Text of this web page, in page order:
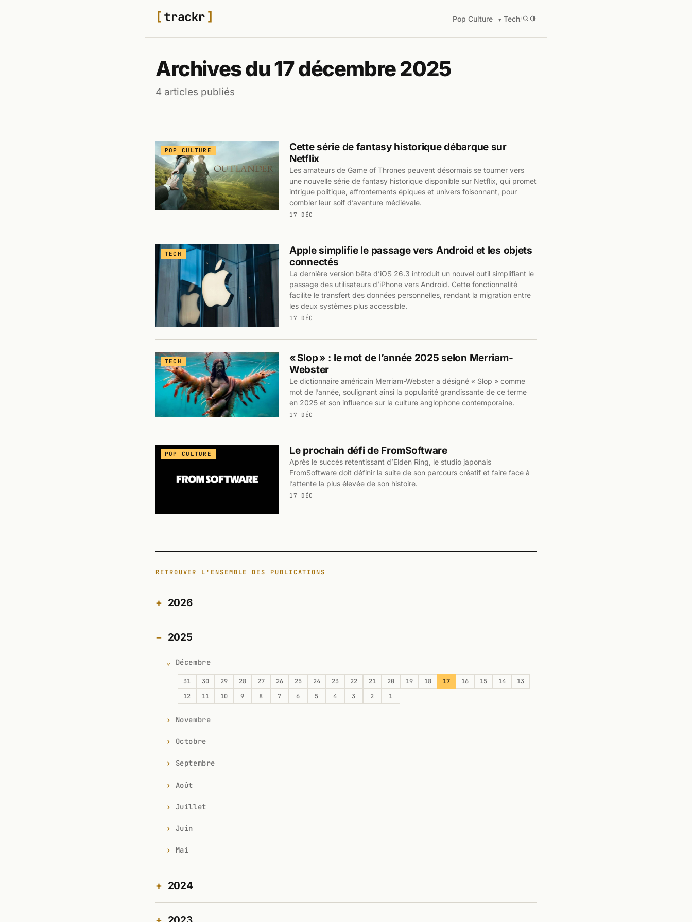
Pop Culture Tech/
Archives du 17 décembre 2025
4 articles publiés
POP CULTURE
Cette série de fantasy historique débarque sur
Netflix
Les amateurs de Game of Thrones peuvent désormais se tourner vers
une nouvelle série de fantasy historique disponible sur Netflix, qui promet
intrigue politique, affrontements épiques et univers foisonnant, pour
combler leur soif d’aventure médiévale.
17 DÉC
TECH
Apple simplifie le passage vers Android et les objets
connectés
La dernière version bêta d’iOS 26.3 introduit un nouvel outil simplifiant le
passage des utilisateurs d’iPhone vers Android. Cette fonctionnalité
facilite le transfert des données personnelles, rendant la migration entre
les deux systèmes plus accessible.
17 DÉC
TECH
« Slop » : le mot de l’année 2025 selon Merriam-
Webster
Le dictionnaire américain Merriam-Webster a désigné « Slop » comme
mot de l’année, soulignant ainsi la popularité grandissante de ce terme
en 2025 et son influence sur la culture anglophone contemporaine.
17 DÉC
POP CULTURE Le prochain défi de FromSoftware
Après le succès retentissant d’Elden Ring, le studio japonais
FromSoftware doit définir la suite de son parcours créatif et faire face à
l’attente la plus élevée de son histoire.
17 DÉC
RETROUVER L'ENSEMBLE DES PUBLICATIONS
2026
2025
Décembre
31 30 29 28 27 26 25 24 23 22 21 20 19 18 17 16 15 14
13
12
11 10 9 8 7 6 5 4 3 2 1
Novembre
Octobre
Septembre
Août
Juillet
Juin
Mai
2024